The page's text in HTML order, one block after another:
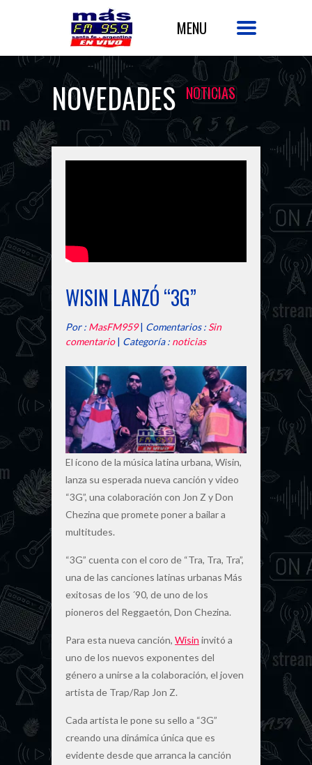
NOVEDADES NOTICIAS
WISIN LANZÓ “3G”
Por : MasFM959| Comentarios : Sin
comentario| Categoría : noticias
El ícono de la música latina urbana, Wisin,
lanza su esperada nueva canción y video
“3G”, una colaboración con Jon Z y Don
Chezina que promete poner a bailar a
multitudes.
“3G” cuenta con el coro de “Tra, Tra, Tra”,
una de las canciones latinas urbanas Más
exitosas de los ´90, de uno de los
pioneros del Reggaetón, Don Chezina.
Para esta nueva canción, Wisin invitó a
uno de los nuevos exponentes del
género a unirse a la colaboración, el joven
artista de Trap/Rap Jon Z.
Cada artista le pone su sello a “3G”
creando una dinámica única que es
evidente desde que arranca la canción